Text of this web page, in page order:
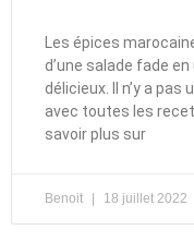
Les épices
d’une salade fade
délicieux. Il n’y a
avec toutes les
savoir plus sur
Benoit 18 juillet 2022